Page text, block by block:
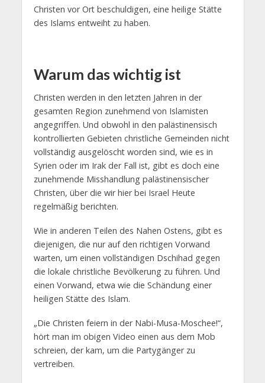
Christen vor Ort beschuldigen, eine heilige Stätte
des Islams entweiht zu haben.
Warum das wichtig ist
Christen werden in den letzten Jahren in der
gesamten Region zunehmend von Islamisten
angegriffen. Und obwohl in den palästinensisch
kontrollierten Gebieten christliche Gemeinden nicht
vollständig ausgelöscht worden sind, wie es in
Syrien oder im Irak der Fall ist, gibt es doch eine
zunehmende Misshandlung palästinensischer
Christen, über die wir hier bei Israel Heute
regelmäßig berichten.
Wie in anderen Teilen des Nahen Ostens, gibt es
diejenigen, die nur auf den richtigen Vorwand
warten, um einen vollständigen Dschihad gegen
die lokale christliche Bevölkerung zu führen. Und
einen Vorwand, etwa wie die Schändung einer
heiligen Stätte des Islam.
„Die Christen feiern in der Nabi-Musa-Moschee!“,
hört man im obigen Video einen aus dem Mob
schreien, der kam, um die Partygänger zu
vertreiben.